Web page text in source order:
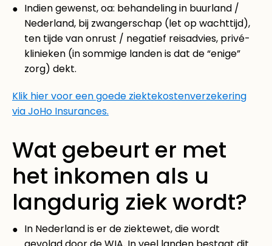
Indien gewenst, oa: behandeling in buurland /
Nederland, bij zwangerschap (let op wachttijd),
ten tijde van onrust / negatief reisadvies, privé-
klinieken (in sommige landen is dat de “enige”
zorg) dekt.
Klik hier voor een goede ziektekostenverzekering
via JoHo Insurances.
Wat gebeurt er met
het inkomen als u
langdurig ziek wordt?
In Nederland is er de ziektewet, die wordt